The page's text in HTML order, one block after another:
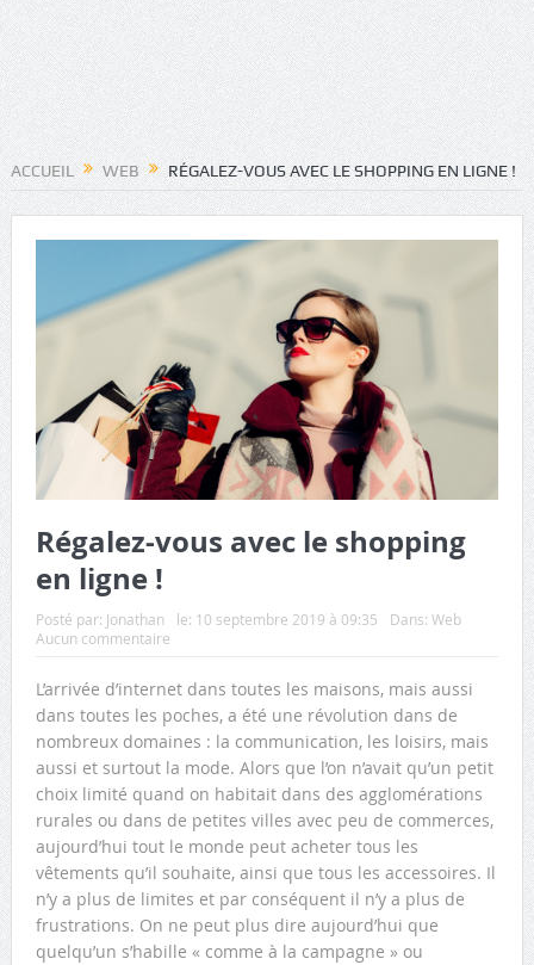
ACCUEIL WEB RÉGALEZ-VOUS AVEC LE SHOPPING EN LIGNE !
Régalez-vous avec le shopping
en ligne !
Posté par: Jonathan le: 10 septembre 2019 à 09:35 Dans: Web
Aucun commentaire
L’arrivée d’internet dans toutes les maisons, mais aussi
dans toutes les poches, a été une révolution dans de
nombreux domaines : la communication, les loisirs, mais
aussi et surtout la mode. Alors que l’on n’avait qu’un petit
choix limité quand on habitait dans des agglomérations
rurales ou dans de petites villes avec peu de commerces,
aujourd’hui tout le monde peut acheter tous les
vêtements qu’il souhaite, ainsi que tous les accessoires. Il
n’y a plus de limites et par conséquent il n’y a plus de
frustrations. On ne peut plus dire aujourd’hui que
quelqu’un s’habille « comme à la campagne » ou